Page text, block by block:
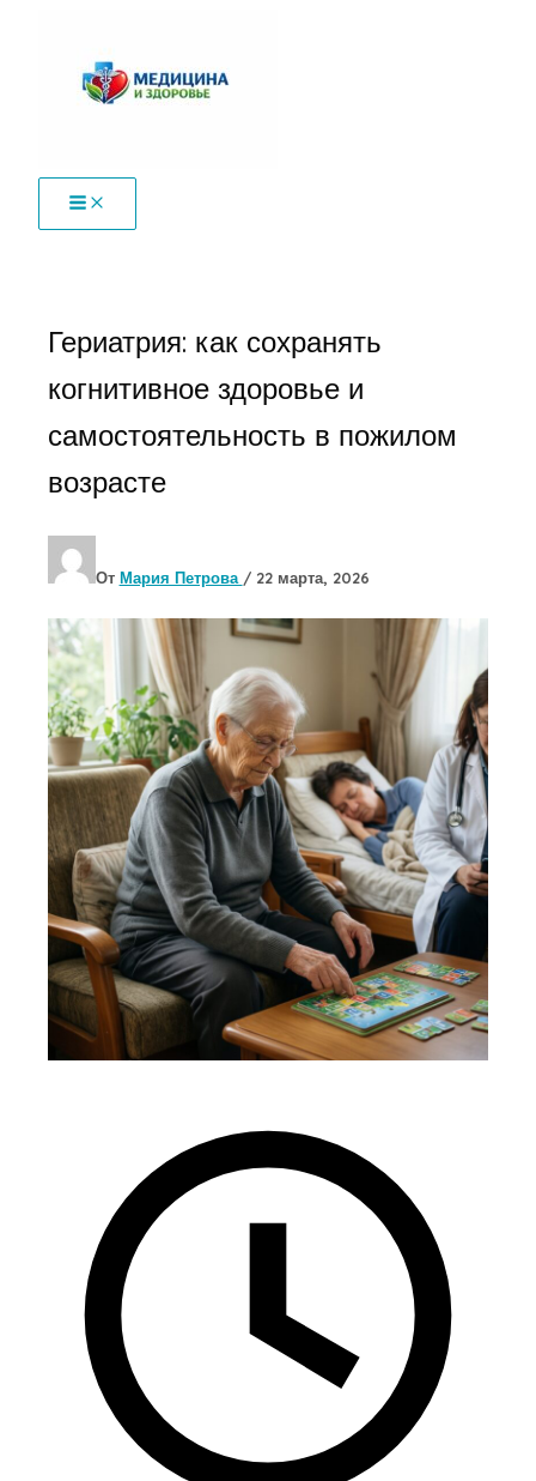
содержимому
Гериатрия: как сохранять
когнитивное здоровье и
самостоятельность в пожилом
возрасте
От Мария Петрова / 22 марта, 2026